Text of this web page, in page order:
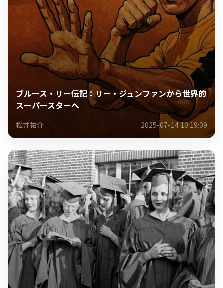
ブルース・リー伝記：リー・ジュンファンから世界的
スーパースターへ
松井祐介 2025-07-14 10:19:09